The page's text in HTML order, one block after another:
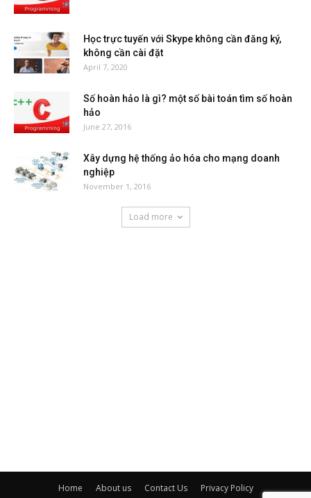
Học trực tuyến với Skype không cần đăng ký,
không cần cài đặt
April 7, 2020
Số hoàn hảo là gì? một số bài toán tìm số hoàn
hảo
June 27, 2016
Xây dựng hệ thống ảo hóa cho mạng doanh
nghiệp
November 1, 2016
Load more
Home About us Contact Us Privacy Policy